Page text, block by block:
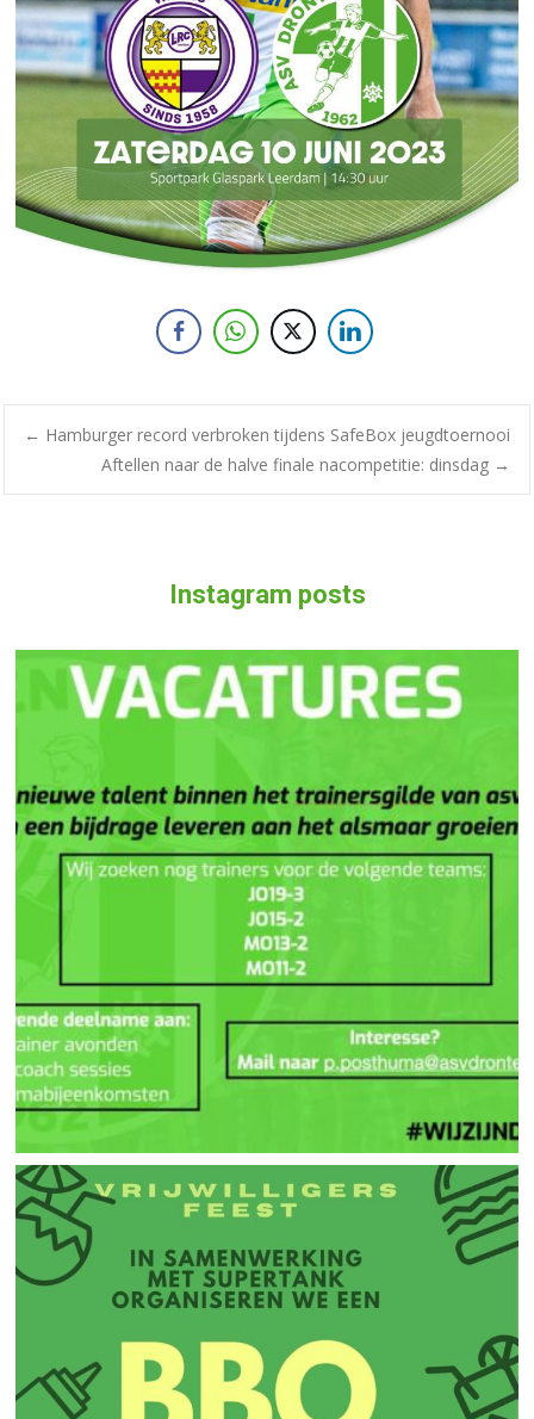
← Hamburger record verbroken tijdens SafeBox jeugdtoernooi
Aftellen naar de halve finale nacompetitie: dinsdag →
Instagram posts